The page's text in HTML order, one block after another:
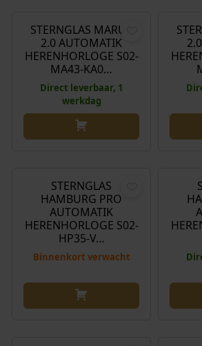
STERNGLAS MARUS
2.0 AUTOMATIK
HERENHORLOGE S02-
MA43-KA0…
Direct leverbaar, 1
werkdag
STERNGLAS
HAMBURG PRO
AUTOMATIK
HERENHORLOGE S02-
HP35-V…
Binnenkort verwacht